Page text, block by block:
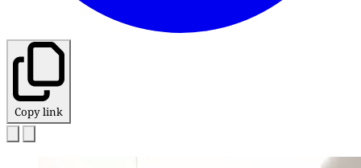
Copy link